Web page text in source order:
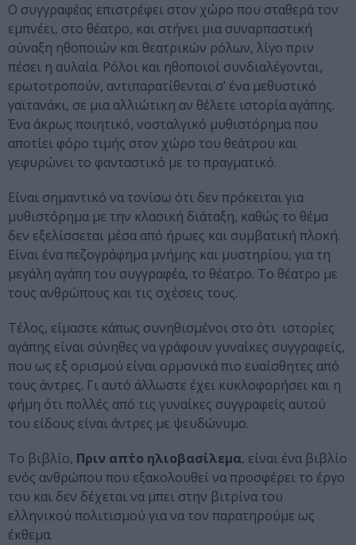
Ο συγγραφέας επιστρέφει στον χώρο που σταθερά τον
εμπνέει, στο θέατρο, και στήνει μια συναρπαστική
σύναξη ηθοποιών και θεατρικών ρόλων, λίγο πριν
πέσει η αυλαία. Ρόλοι και ηθοποιοί συνδιαλέγονται,
ερωτοτροπούν, αντιπαρατίθενται σ’ ένα μεθυστικό
γαϊτανάκι, σε μια αλλιώτικη αν θέλετε ιστορία αγάπης.
Ένα άκρως ποιητικό, νοσταλγικό μυθιστόρημα που
αποτίει φόρο τιμής στον χώρο του θεάτρου και
γεφυρώνει το φανταστικό με το πραγματικό.
Είναι σημαντικό να τονίσω ότι δεν πρόκειται για
μυθιστόρημα με την κλασική διάταξη, καθώς το θέμα
δεν εξελίσσεται μέσα από ήρωες και συμβατική πλοκή.
Είναι ένα πεζογράφημα μνήμης και μυστηρίου, για τη
μεγάλη αγάπη του συγγραφέα, το θέατρο. Το θέατρο με
τους ανθρώπους και τις σχέσεις τους.
Τέλος, είμαστε κάπως συνηθισμένοι στο ότι ιστορίες
αγάπης είναι σύνηθες να γράφουν γυναίκες συγγραφείς,
που ως εξ ορισμού είναι ορμονικά πιο ευαίσθητες από
τους άντρες. Γι αυτό άλλωστε έχει κυκλοφορήσει και η
φήμη ότι πολλές από τις γυναίκες συγγραφείς αυτού
του είδους είναι άντρες με ψευδώνυμο.
Το βιβλίο, Πριν απ΄το ηλιοβασίλεμα, είναι ένα βιβλίο
ενός ανθρώπου που εξακολουθεί να προσφέρει το έργο
του και δεν δέχεται να μπει στην βιτρίνα του
ελληνικού πολιτισμού για να τον παρατηρούμε ως
έκθεμα.